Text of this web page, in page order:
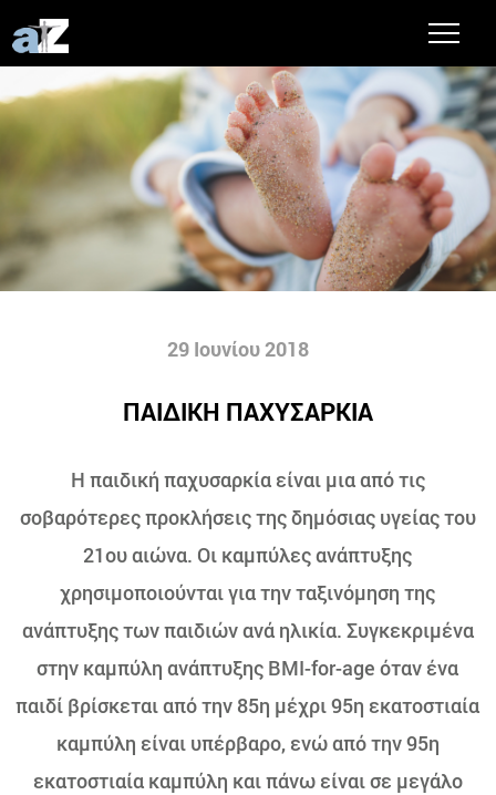
29 Ιουνίου 2018
ΠΑΙΔΙΚΗ ΠΑΧΥΣΑΡΚΙΑ
H παιδική παχυσαρκία είναι μια από τις
σοβαρότερες προκλήσεις της δημόσιας υγείας του
21ου αιώνα. Οι καμπύλες ανάπτυξης
χρησιμοποιούνται για την ταξινόμηση της
ανάπτυξης των παιδιών ανά ηλικία. Συγκεκριμένα
στην καμπύλη ανάπτυξης BMI-for-age όταν ένα
παιδί βρίσκεται από την 85η μέχρι 95η εκατοστιαία
καμπύλη είναι υπέρβαρο, ενώ από την 95η
εκατοστιαία καμπύλη και πάνω είναι σε μεγάλο